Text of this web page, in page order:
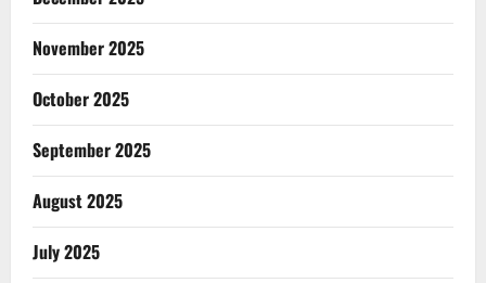
November 2025
October 2025
September 2025
August 2025
July 2025